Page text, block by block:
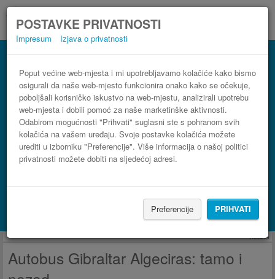
POSTAVKE PRIVATNOSTI
Impresum Izjava o privatnosti
Poput većine web-mjesta i mi upotrebljavamo kolačiće kako bismo
osigurali da naše web-mjesto funkcionira onako kako se očekuje,
poboljšali korisničko iskustvo na web-mjestu, analizirali upotrebu
web-mjesta i dobili pomoć za naše marketinške aktivnosti.
Odabirom mogućnosti "Prihvati" suglasni ste s pohranom svih
kolačića na vašem uređaju. Svoje postavke kolačića možete
urediti u izborniku "Preferencije". Više informacija o našoj politici
privatnosti možete dobiti na sljedećoj adresi.
Preferencije PRIHVATI
Autobus Algeciras Gibraltar
3 koraka do najpovoljnije autobusne karte
Potraži smještaj s Booking.com
Reklama
Autobus Gibraltar Algeciras: tamo i